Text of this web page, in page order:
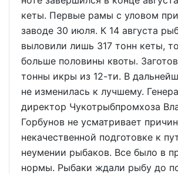
кеты. Первые рамы с уловом
заводе 30 июля. К 14 августа
выловили лишь 317 тонн кеты,
больше половины квоты.
тонны икры из 12-ти. В
не изменилась к лучшему.
директор Чукотрыбпромхоза
Горбунов не усматривает
некачественной подготовке к
неумении рыбаков. Все было в
нормы. Рыбаки ждали рыбу до